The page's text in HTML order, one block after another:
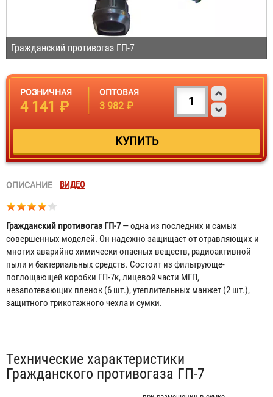
Гражданский противогаз ГП-7
РОЗНИЧНАЯ
4 141 ₽
ОПТОВАЯ
3 982 ₽
ОПИСАНИЕ ВИДЕО
Гражданский противогаз ГП-7— одна из последних и самых
совершенных моделей. Он надежно защищает от отравляющих и
многих аварийно химически опасных веществ, радиоактивной
пыли и бактериальных средств. Состоит из фильтрующе-
поглощающей коробки ГП-7к, лицевой части МГП,
незапотевающих пленок (6 шт.), утеплительных манжет (2 шт.),
защитного трикотажного чехла и сумки.
Табы
Технические характеристики
Гражданского противогаза ГП-7